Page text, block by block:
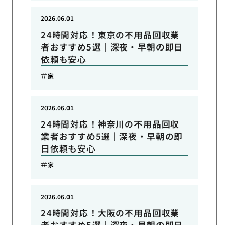
24時間対応！東京の不用品回収業
者おすすめ5選｜深夜・早朝の即日
依頼も安心
2026.06.01
家
24時間対応！神奈川の不用品回収
業者おすすめ5選｜深夜・早朝の即
日依頼も安心
2026.06.01
家
24時間対応！大阪の不用品回収業
2026.06.01